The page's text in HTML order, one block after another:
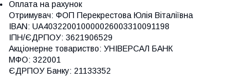
Оплата на рахунок
Отримувач: ФОП Перекрестова Юлія Віталіївна
IBAN: UA403220010000026003310091198
ІПН/ЄДРПОУ: 3621906529
Акціонерне товариство: УНІВЕРСАЛ БАНК
МФО: 322001
ЄДРПОУ Банку: 21133352